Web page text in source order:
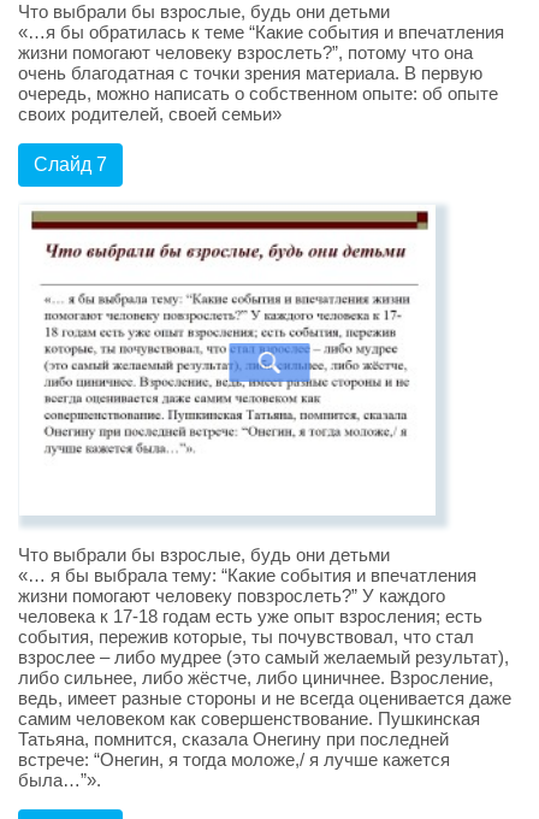
Что выбрали бы взрослые, будь они детьми
«…я бы обратилась к теме “Какие события и впечатления
жизни помогают человеку взрослеть?”, потому что она
очень благодатная с точки зрения материала. В первую
очередь, можно написать о собственном опыте: об опыте
своих родителей, cвоей семьи»
Слайд 7
Что выбрали бы взрослые, будь они детьми
«… я бы выбрала тему: “Какие события и впечатления
жизни помогают человеку повзрослеть?” У каждого
человека к 17-18 годам есть уже опыт взросления; есть
события, пережив которые, ты почувствовал, что стал
взрослее – либо мудрее (это самый желаемый результат),
либо сильнее, либо жёстче, либо циничнее. Взросление,
ведь, имеет разные стороны и не всегда оценивается даже
самим человеком как совершенствование. Пушкинская
Татьяна, помнится, сказала Онегину при последней
встрече: “Онегин, я тогда моложе,/ я лучше кажется
была…”».